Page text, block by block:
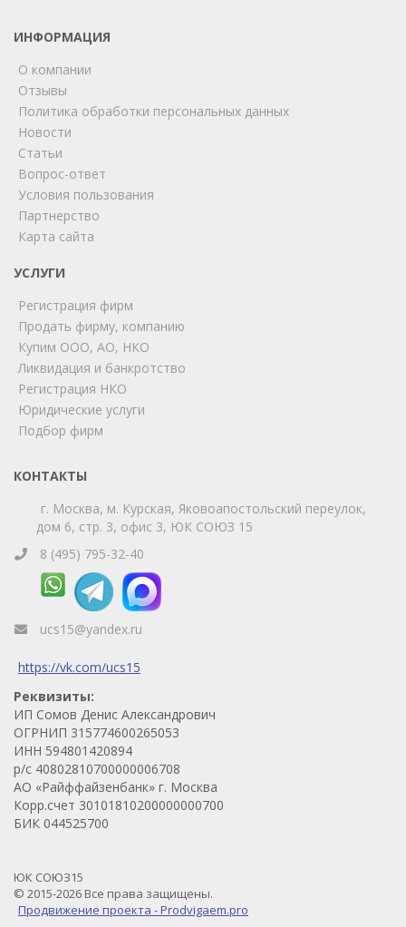
ИНФОРМАЦИЯ
О компании
Отзывы
Политика обработки персональных данных
Новости
Статьи
Вопрос-ответ
Условия пользования
Партнерство
Карта сайта
УСЛУГИ
Регистрация фирм
Продать фирму, компанию
Купим ООО, АО, НКО
Ликвидация и банкротство
Регистрация НКО
Юридические услуги
Подбор фирм
КОНТАКТЫ
г. Москва, м. Курская, Яковоапостольский переулок,
дом 6, стр. 3, офис 3, ЮК СОЮЗ 15
8 (495) 795-32-40
ucs15@yandex.ru
https://vk.com/ucs15
Реквизиты:
ИП Сомов Денис Александрович
ОГРНИП 315774600265053
ИНН 594801420894
р/с 40802810700000006708
АО «Райффайзенбанк» г. Москва
Корр.счет 30101810200000000700
БИК 044525700
ЮК СОЮЗ15
© 2015-2026 Все права защищены.
Продвижение проекта - Prodvigaem.pro
Мы на связи!
Позвоните нам или свяжитесь с нами через любой
удобный мессенджер!
Telegram
Телефон